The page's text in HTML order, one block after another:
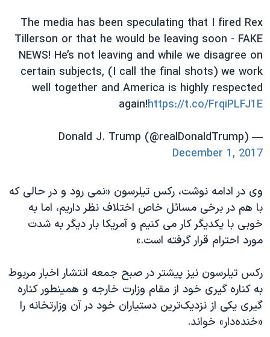
The media has been speculating that I fired Rex
Tillerson or that he would be leaving soon - FAKE
NEWS! He’s not leaving and while we disagree on
certain subjects, (I call the final shots) we work
well together and America is highly respected
again!https://t.co/FrqiPLFJ1E
— Donald J. Trump (@realDonaldTrump)
December 1, 2017
وی در ادامه نوشت، رکس تیلرسون «نمی رود و در حالی که
با هم در برخی مسائل خاص اختلاف نظر داریم، اما به
خوبی با یکدیگر کار می کنیم و آمریکا بار دیگر به شدت
مورد احترام قرار گرفته است.»
رکس تیلرسون نیز پیشتر در صبح جمعه انتشار اخبار مربوط
به کناره گیری خود از مقام وزارت خارجه و همینطور کناره
گیری یکی از نزدیک‌ترین دستیاران خود در آن وزارتخانه را
«خنده‌دار» خواند.